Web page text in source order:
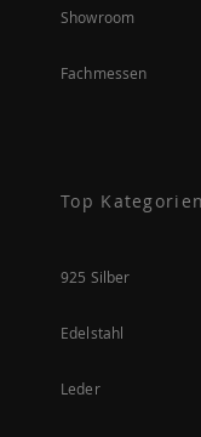
Showroom
Fachmessen
Top Kategorien
925 Silber
Edelstahl
Leder